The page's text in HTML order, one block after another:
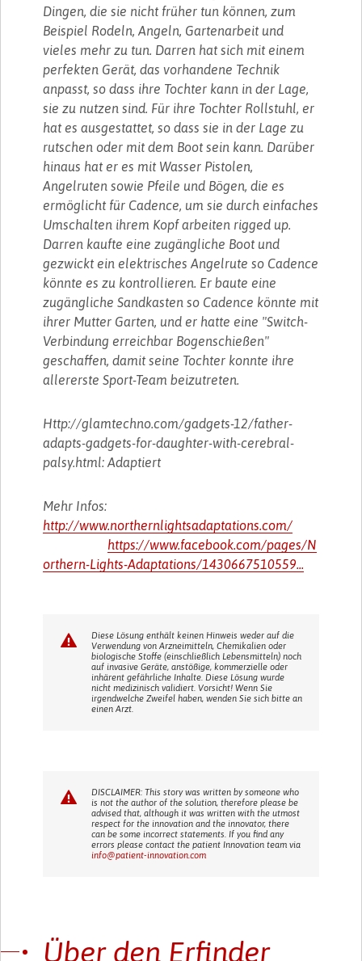
Dingen, die sie nicht früher tun können, zum
Beispiel Rodeln, Angeln, Gartenarbeit und
vieles mehr zu tun. Darren hat sich mit einem
perfekten Gerät, das vorhandene Technik
anpasst, so dass ihre Tochter kann in der Lage,
sie zu nutzen sind. Für ihre Tochter Rollstuhl, er
hat es ausgestattet, so dass sie in der Lage zu
rutschen oder mit dem Boot sein kann. Darüber
hinaus hat er es mit Wasser Pistolen,
Angelruten sowie Pfeile und Bögen, die es
ermöglicht für Cadence, um sie durch einfaches
Umschalten ihrem Kopf arbeiten rigged up.
Darren kaufte eine zugängliche Boot und
gezwickt ein elektrisches Angelrute so Cadence
könnte es zu kontrollieren. Er baute eine
zugängliche Sandkasten so Cadence könnte mit
ihrer Mutter Garten, und er hatte eine "Switch-
Verbindung erreichbar Bogenschießen"
geschaffen, damit seine Tochter konnte ihre
allererste Sport-Team beizutreten.
Http://glamtechno.com/gadgets-12/father-
adapts-gadgets-for-daughter-with-cerebral-
palsy.html: Adaptiert
Mehr Infos:
http://www.northernlightsadaptations.com/
https://www.facebook.com/pages/N
orthern-Lights-Adaptations/1430667510559...
Diese Lösung enthält keinen Hinweis weder auf die
Verwendung von Arzneimitteln, Chemikalien oder
biologische Stoffe (einschließlich Lebensmitteln) noch
auf invasive Geräte, anstößige, kommerzielle oder
inhärent gefährliche Inhalte. Diese Lösung wurde
nicht medizinisch validiert. Vorsicht! Wenn Sie
irgendwelche Zweifel haben, wenden Sie sich bitte an
einen Arzt.
DISCLAIMER: This story was written by someone who
is not the author of the solution, therefore please be
advised that, although it was written with the utmost
respect for the innovation and the innovator, there
can be some incorrect statements. If you find any
errors please contact the patient Innovation team via
info@patient-innovation.com
Über den Erfinder